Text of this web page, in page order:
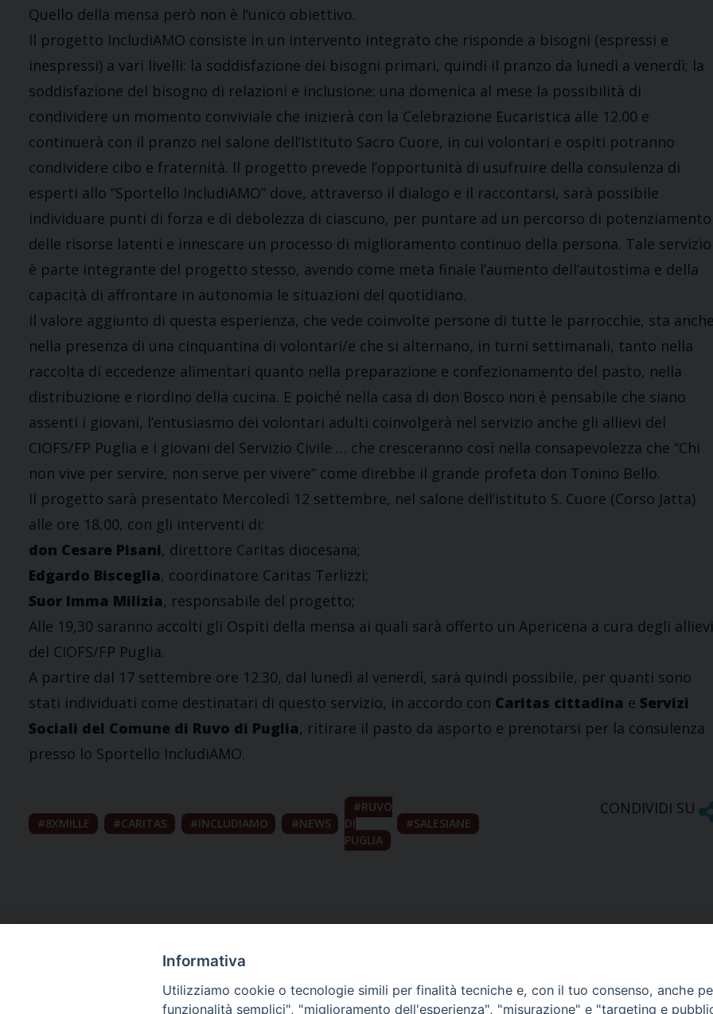
Quello della mensa però non è l’unico obiettivo.
Il progetto IncludiAMO consiste in un intervento integrato che risponde a bisogni (espressi e
inespressi) a vari livelli: la soddisfazione dei bisogni primari, quindi il pranzo da lunedì a venerdì; la
soddisfazione del bisogno di relazioni e inclusione: una domenica al mese la possibilità di
condividere un momento conviviale che inizierà con la Celebrazione Eucaristica alle 12.00 e
continuerà con il pranzo nel salone dell’Istituto Sacro Cuore, in cui volontari e ospiti potranno
condividere cibo e fraternità. Il progetto prevede l’opportunità di usufruire della consulenza di
esperti allo “Sportello IncludiAMO” dove, attraverso il dialogo e il raccontarsi, sarà possibile
individuare punti di forza e di debolezza di ciascuno, per puntare ad un percorso di potenziamento
delle risorse latenti e innescare un processo di miglioramento continuo della persona. Tale servizio
è parte integrante del progetto stesso, avendo come meta finale l’aumento dell’autostima e della
capacità di affrontare in autonomia le situazioni del quotidiano.
Il valore aggiunto di questa esperienza, che vede coinvolte persone di tutte le parrocchie, sta
nella presenza di una cinquantina di volontari/e che si alternano, in turni settimanali, tanto nella
raccolta di eccedenze alimentari quanto nella preparazione e confezionamento del pasto, nella
distribuzione e riordino della cucina. E poiché nella casa di don Bosco non è pensabile che siano
assenti i giovani, l’entusiasmo dei volontari adulti coinvolgerà nel servizio anche gli allievi del
CIOFS/FP Puglia e i giovani del Servizio Civile … che cresceranno così nella consapevolezza che “Chi
non vive per servire, non serve per vivere” come direbbe il grande profeta don Tonino Bello.
Il progetto sarà presentato Mercoledì 12 settembre, nel salone dell’istituto S. Cuore (Corso Jatta)
alle ore 18,00, con gli interventi di:
don Cesare Pisani, direttore Caritas diocesana;
Edgardo Bisceglia, coordinatore Caritas Terlizzi;
Suor Imma Milizia, responsabile del progetto;
Alle 19,30 saranno accolti gli Ospiti della mensa ai quali sarà offerto un Apericena a cura degli allievi
del CIOFS/FP Puglia.
A partire dal 17 settembre ore 12.30, dal lunedì al venerdì, sarà quindi possibile, per quanti sono
stati individuati come destinatari di questo servizio, in accordo con Caritas cittadina e Servizi
Sociali del Comune di Ruvo di Puglia, ritirare il pasto da asporto e prenotarsi per la consulenza
presso lo Sportello IncludiAMO.
8XMILLE CARITAS INCLUDIAMO NEWS
RUVO
DI
PUGLIA
SALESIANE
CONDIVIDI SU
Informativa
Utilizziamo cookie o tecnologie simili per finalità tecniche e, con il tuo consenso, anche
funzionalità semplici", "miglioramento dell'esperienza", "misurazione" e "targeting e